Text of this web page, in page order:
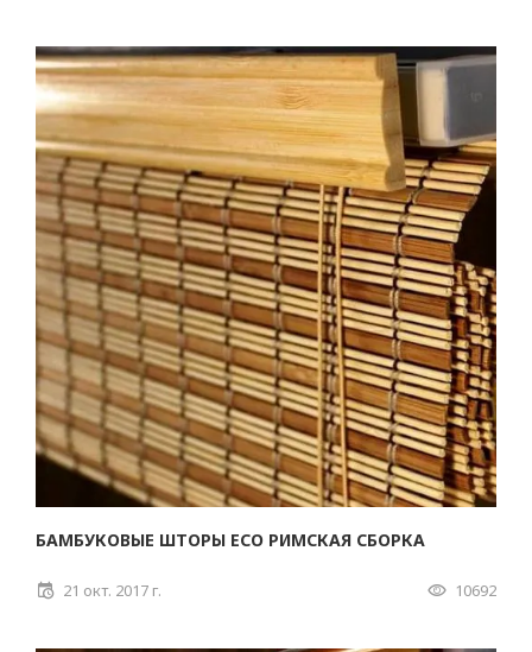
БАМБУКОВЫЕ ШТОРЫ ECO РИМСКАЯ СБОРКА
21 окт. 2017 г. 10692